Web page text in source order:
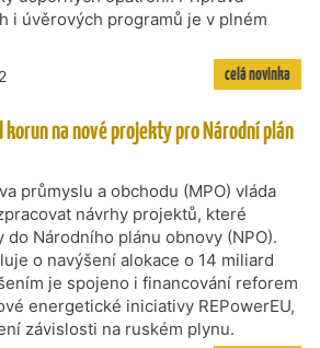
i úvěrových programů je v plném
celá novinka
na nové projekty pro Národní plán
průmyslu a obchodu (MPO) vláda
návrhy projektů, které
do Národního plánu obnovy (NPO).
o navýšení alokace o 14 miliard
je spojeno i financování reforem
energetické iniciativy REPowerEU,
závislosti na ruském plynu.